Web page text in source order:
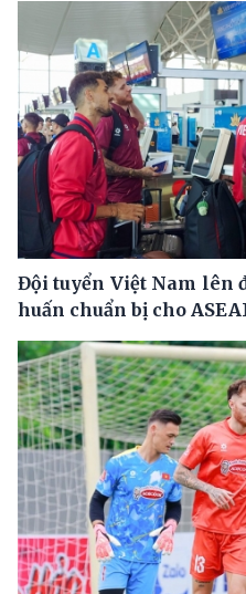
Đội tuyển Việt Nam lên
huấn chuẩn bị cho